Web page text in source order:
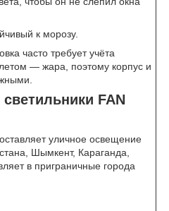
к морозу.
часто требует учёта
— жара, поэтому корпус и
FAN
уличное освещение
Шымкент, Караганда,
в приграничные города